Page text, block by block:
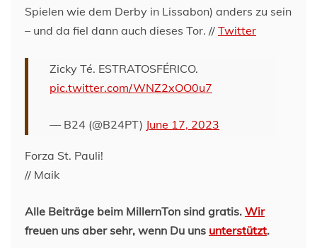
Spielen wie dem Derby in Lissabon) anders zu sein
– und da fiel dann auch dieses Tor. // Twitter
Zicky Té. ESTRATOSFÉRICO.
pic.twitter.com/WNZ2xOO0u7
— B24 (@B24PT) June 17, 2023
Forza St. Pauli!
// Maik
Alle Beiträge beim MillernTon sind gratis. Wir
freuen uns aber sehr, wenn Du uns unterstützt.